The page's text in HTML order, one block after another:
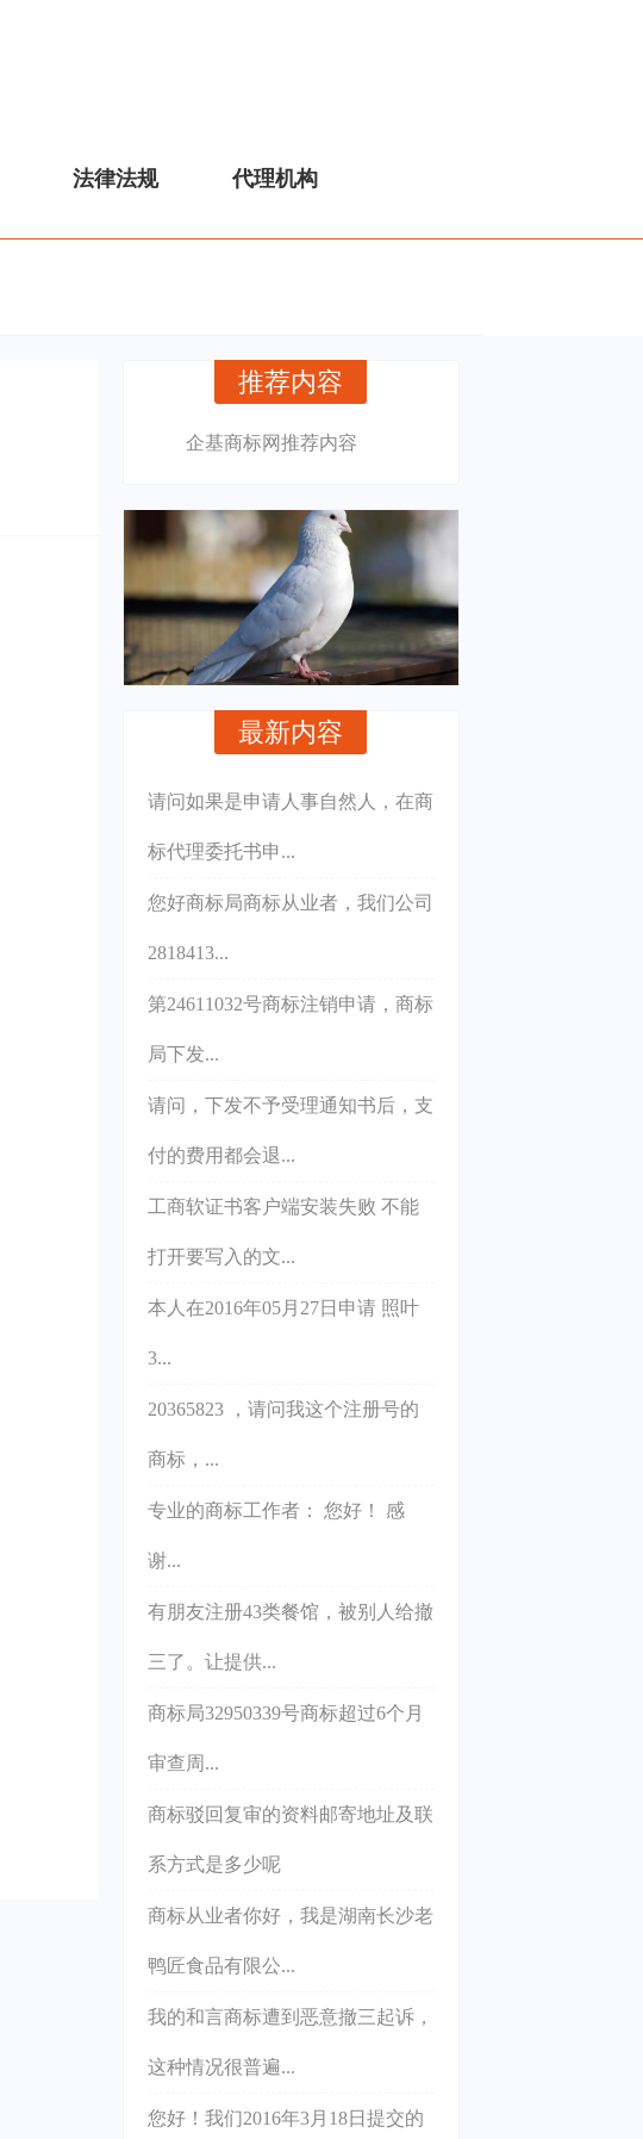
法律法规 代理机构
推荐内容
企基商标网推荐内容
最新内容
请问如果是申请人事自然人，在商
标代理委托书申...
您好商标局商标从业者，我们公司
2818413...
第24611032号商标注销申请，商标
局下发...
请问，下发不予受理通知书后，支
付的费用都会退...
工商软证书客户端安装失败 不能
打开要写入的文...
本人在2016年05月27日申请 照叶
3...
20365823 ，请问我这个注册号的
商标，...
专业的商标工作者： 您好！ 感
谢...
有朋友注册43类餐馆，被别人给撤
三了。让提供...
商标局32950339号商标超过6个月
审查周...
商标驳回复审的资料邮寄地址及联
系方式是多少呢
商标从业者你好，我是湖南长沙老
鸭匠食品有限公...
我的和言商标遭到恶意撤三起诉，
这种情况很普遍...
您好！我们2016年3月18日提交的